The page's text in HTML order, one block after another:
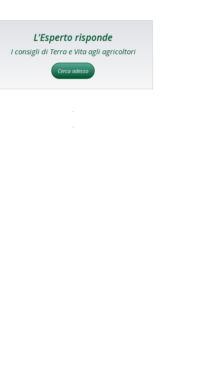
L'Esperto risponde
I consigli di Terra e Vita agli agricoltori
Cerca adesso